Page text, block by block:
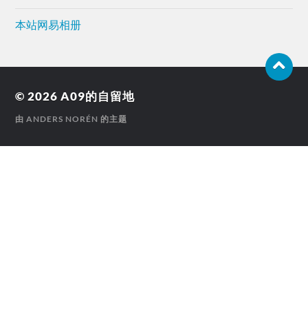
本站网易相册
© 2026A09的自留地
由ANDERS NORÉN 的主题